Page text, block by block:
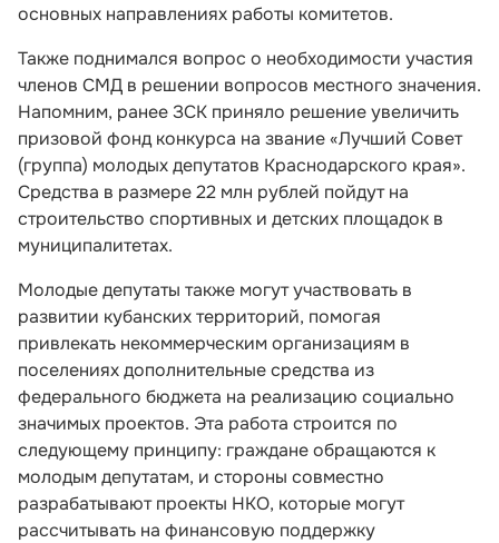
основных направлениях работы комитетов.
Также поднимался вопрос о необходимости участия
членов СМД в решении вопросов местного значения.
Напомним, ранее ЗСК приняло решение увеличить
призовой фонд конкурса на звание «Лучший Совет
(группа) молодых депутатов Краснодарского края».
Средства в размере 22 млн рублей пойдут на
строительство спортивных и детских площадок в
муниципалитетах.
Молодые депутаты также могут участвовать в
развитии кубанских территорий, помогая
привлекать некоммерческим организациям в
поселениях дополнительные средства из
федерального бюджета на реализацию социально
значимых проектов. Эта работа строится по
следующему принципу: граждане обращаются к
молодым депутатам, и стороны совместно
разрабатывают проекты НКО, которые могут
рассчитывать на финансовую поддержку